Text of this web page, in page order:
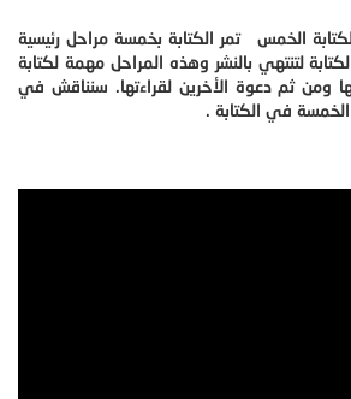
الخمس تمر الكتابة بخمسة مراحل رئيسية
لتنتهي بالنشر وهذه المراحل مهمة لكتابة
ومن ثم دعوة الأخرين لقراءتها. سنناقش في
في الكتابة .